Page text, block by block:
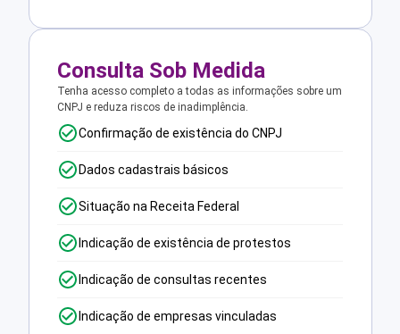
Consulta Sob Medida
Tenha acesso completo a todas as informações sobre um
CNPJ e reduza riscos de inadimplência.
Confirmação de existência do CNPJ
Dados cadastrais básicos
Situação na Receita Federal
Indicação de existência de protestos
Indicação de consultas recentes
Indicação de empresas vinculadas